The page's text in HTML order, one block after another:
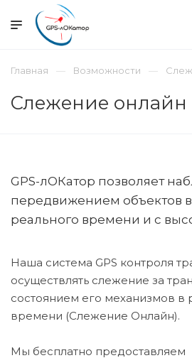
Главная Возможности
Слежение онлайн
GPS-лОКатор позволяет
передвижением объектов
реального времени и с
Наша система GPS контроля
осуществлять слежение за
состоянием его механизмов в
времени (Слежение Онлайн).
Мы бесплатно